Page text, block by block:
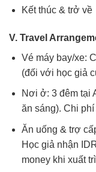
Kết thúc & trở
V. Travel
Vé máy bay/xe:
(đối với học giả
Nơi ở: 3 đêm tại
ăn sáng). Chi
Ăn uống & trợ
Học giả nhận
money khi xuất